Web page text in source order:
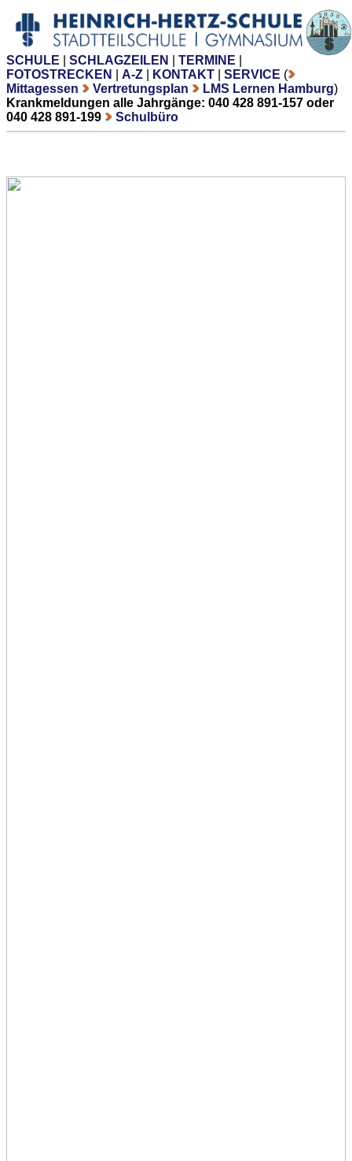
SCHULE SCHLAGZEILEN TERMINE
FOTOSTRECKEN
A-Z KONTAKT SERVICE (
Mittagessen
Vertretungsplan LMS Lernen Hamburg)
Krankmeldungen alle Jahrgänge: 040 428 891-157 oder
040 428 891-199
Schulbüro